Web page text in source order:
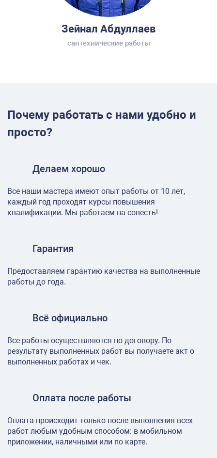
Зейнал Абдуллаев
сантехнические работы
Почему работать с нами удобно и
просто?
Делаем хорошо
Все наши мастера имеют опыт работы от 10 лет,
каждый год проходят курсы повышения
квалификации. Мы работаем на совесть!
Гарантия
Предоставляем гарантию качества на выполненные
работы до года.
Всё официально
Все работы осуществляются по договору. По
результату выполненных работ вы получаете акт о
выполненных работах и чек.
Оплата после работы
Оплата происходит только после выполнения всех
работ любым удобным способом: в мобильном
приложении, наличными или по карте.